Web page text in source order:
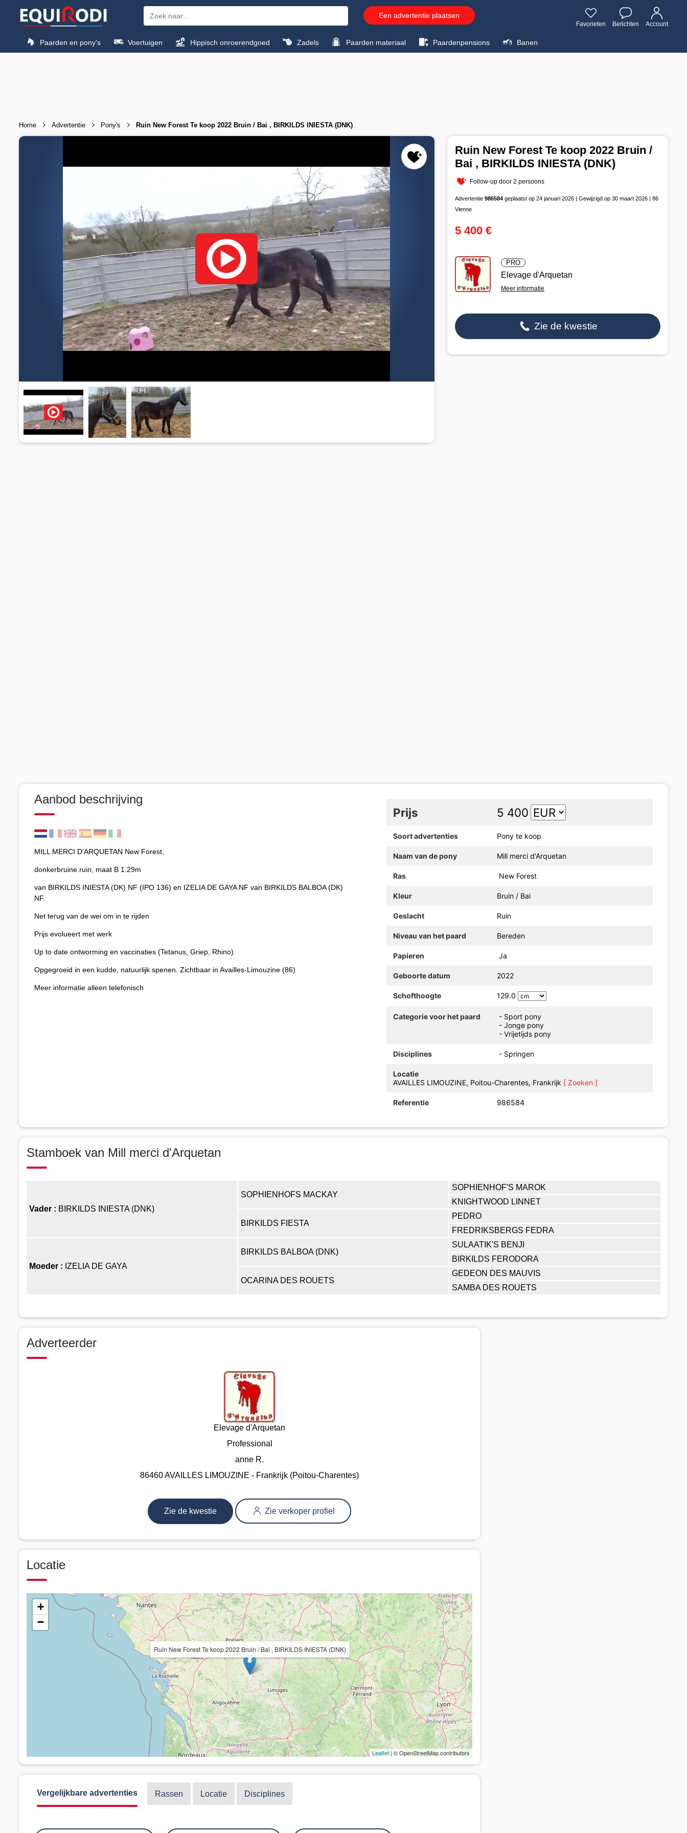
Een advertentie plaatsen
Favorieten Berichten Account
Paarden en pony's Voertuigen Hippisch onroerendgoed Zadels Paarden materiaal Paardenpensions Banen
Home Advertentie Pony's Ruin New Forest Te koop 2022 Bruin / Bai , BIRKILDS INIESTA (DNK)
Ruin New Forest Te koop 2022 Bruin /
Bai , BIRKILDS INIESTA (DNK)
Follow-up door 2 persoons
Advertentie986584 geplaatst op 24 januari 2026 | Gewijzigd op 30 maart 2026 | 86
Vienne
5 400 €
PRO
Elevage d'Arquetan
Meer informatie
Zie de kwestie
Aanbod beschrijving
MILL MERCI D'ARQUETAN New Forest,
donkerbruine ruin, maat B 1.29m
van BIRKILDS INIESTA (DK) NF (IPO 136) en IZELIA DE GAYA NF van BIRKILDS BALBOA (DK)
NF.
Net terug van de wei om in te rijden
Prijs evolueert met werk
Up to date ontworming en vaccinaties (Tetanus, Griep, Rhino)
Opgegroeid in een kudde, natuurlijk spenen. Zichtbaar in Availles-Limouzine (86)
Meer informatie alleen telefonisch
Prijs 5 400
Soort advertenties Pony te koop
Naam van de pony Mill merci d'Arquetan
Ras New Forest
Kleur Bruin / Bai
Geslacht Ruin
Niveau van het paard Bereden
Papieren Ja
Geboorte datum 2022
Schofthoogte 129.0
Categorie voor het paard
- Sport pony
- Jonge pony
- Vrijetijds pony
Disciplines - Springen
Locatie
AVAILLES LIMOUZINE, Poitou-Charentes, Frankrijk [ Zoeken ]
Referentie 986584
Stamboek van Mill merci d'Arquetan
Vader : BIRKILDS INIESTA (DNK)
SOPHIENHOFS MACKAY
SOPHIENHOF'S MAROK
KNIGHTWOOD LINNET
BIRKILDS FIESTA
PEDRO
FREDRIKSBERGS FEDRA
Moeder : IZELIA DE GAYA
BIRKILDS BALBOA (DNK)
SULAATIK'S BENJI
BIRKILDS FERODORA
OCARINA DES ROUETS
GEDEON DES MAUVIS
SAMBA DES ROUETS
Adverteerder
Elevage d'Arquetan
Professional
anne R.
86460 AVAILLES LIMOUZINE - Frankrijk (Poitou-Charentes)
Zie de kwestie Zie verkoper profiel
Locatie
Ruin New Forest Te koop 2022 Bruin / Bai , BIRKILDS INIESTA (DNK)
+
−
Leaflet | © OpenStreetMap contributors
Vergelijkbare advertenties Rassen Locatie Disciplines